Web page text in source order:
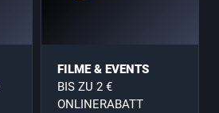
FILME & EVENTS
BIS ZU 2 €
ONLINERABATT